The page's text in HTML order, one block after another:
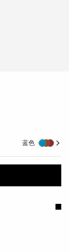
蓝色